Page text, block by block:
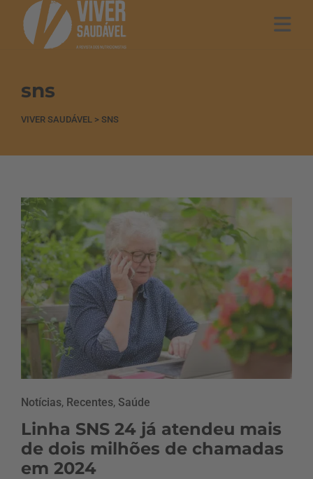
sns
VIVER SAUDÁVEL > SNS
Notícias, Recentes, Saúde
Linha SNS 24 já atendeu mais
de dois milhões de chamadas
em 2024